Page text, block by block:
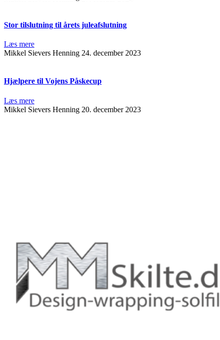
Stor tilslutning til årets juleafslutning
Læs mere
Mikkel Sievers Henning 24. december 2023
Hjælpere til Vojens Påskecup
Læs mere
Mikkel Sievers Henning 20. december 2023